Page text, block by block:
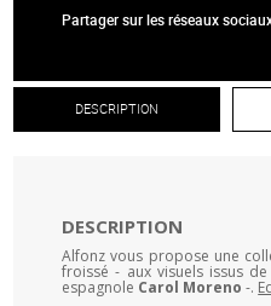
Partager sur les réseaux
DESCRIPTION
DESCRIPTION
Alfonz vous propose une
froissé - aux visuels issus
espagnole Carol Moreno -.